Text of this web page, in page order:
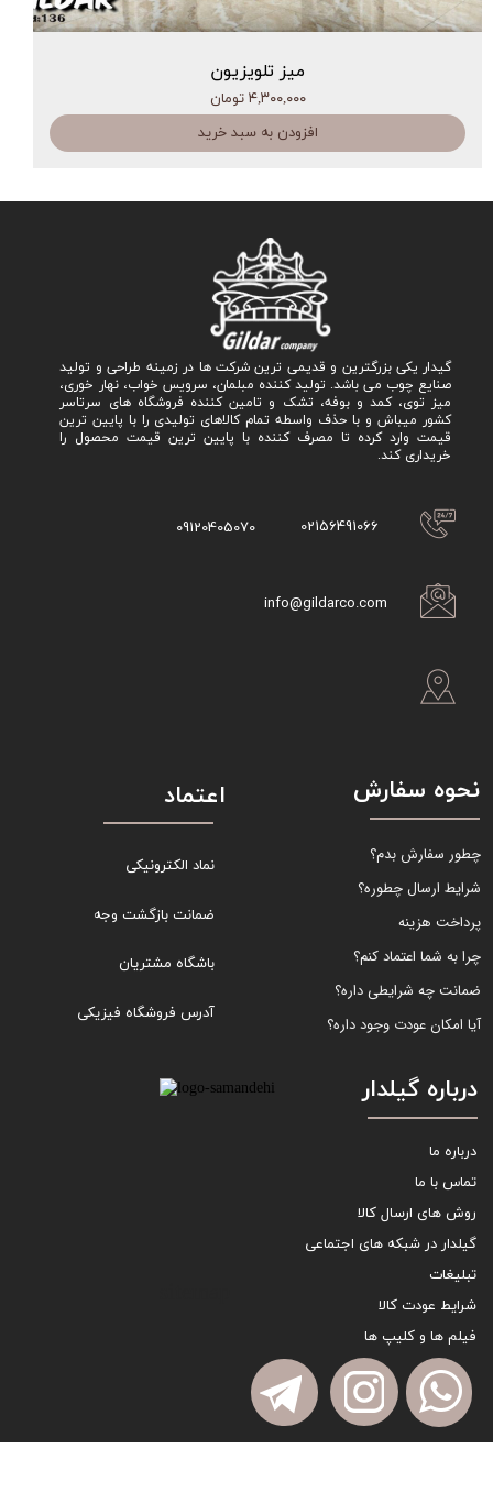
میز تلویزیون
۴,۳۰۰,۰۰۰ تومان
افزودن به سبد خرید
گیدار یکی بزرگترین و قدیمی ترین شرکت ها در زمینه طراحی و تولید
صنایع چوب می باشد. تولید کننده مبلمان، سرویس خواب، نهار خوری،
میز توی، کمد و بوفه، تشک و تامین کننده فروشگاه های سرتاسر
کشور میباش و با حذف واسطه تمام کالاهای تولیدی را با پایین ترین
قیمت وارد کرده تا مصرف کننده با پایین ترین قیمت محصول را
خریداری کند.
02156491066
09120405070
info@gildarco.com
نحوه سفارش
چطور سفارش بدم؟
شرایط ارسال چطوره؟
پرداخت هزینه
چرا به شما اعتماد کنم؟
ضمانت چه شرایطی داره؟
آیا امکان عودت وجود داره؟
اعتماد
نماد الکترونیکی
ضمانت بازگشت وجه
باشگاه مشتریان
آدرس فروشگاه فیزیکی
درباره گیلدار
درباره ما
تماس با ما
روش های ارسال کالا
گیلدار در شبکه های اجتماعی
تبلیغات
شرایط عودت کالا
فیلم ها و کلیپ ها